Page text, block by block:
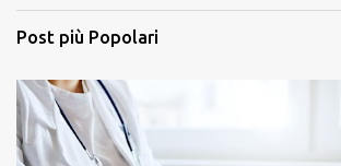
Post più Popolari